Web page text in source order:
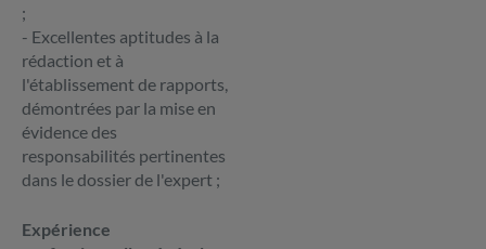
;
- Excellentes aptitudes à la
rédaction et à
l'établissement de rapports,
démontrées par la mise en
évidence des
responsabilités pertinentes
dans le dossier de l'expert ;
Expérience